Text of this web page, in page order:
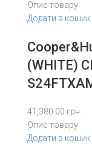
Опис товару
Додати в кошик
(WHITE)
41,380.00 грн.
Опис товару
Додати в кошик